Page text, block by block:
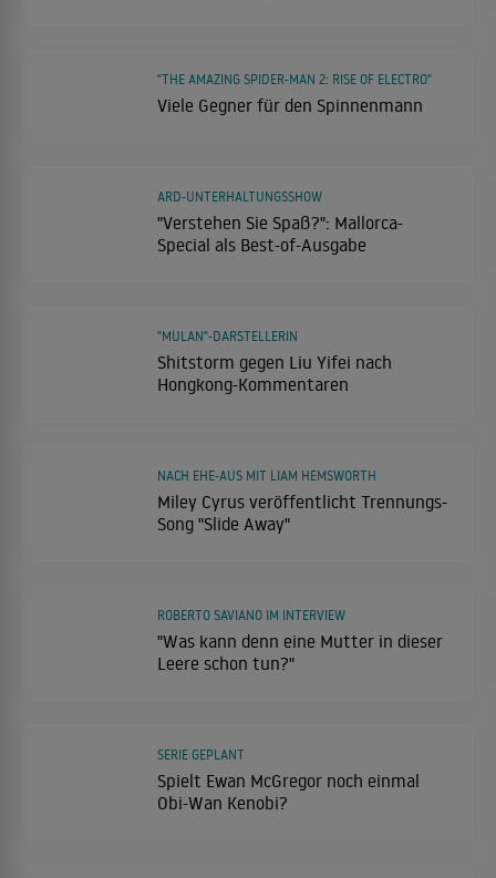
Viele Gegner für den Spinnenmann
"THE AMAZING SPIDER-MAN 2: RISE OF ELECTRO"
"Verstehen Sie Spaß?": Mallorca-
Special als Best-of-Ausgabe
ARD-UNTERHALTUNGSSHOW
Shitstorm gegen Liu Yifei nach
Hongkong-Kommentaren
"MULAN"-DARSTELLERIN
Miley Cyrus veröffentlicht Trennungs-
Song "Slide Away"
NACH EHE-AUS MIT LIAM HEMSWORTH
"Was kann denn eine Mutter in dieser
Leere schon tun?"
ROBERTO SAVIANO IM INTERVIEW
Spielt Ewan McGregor noch einmal
Obi-Wan Kenobi?
SERIE GEPLANT